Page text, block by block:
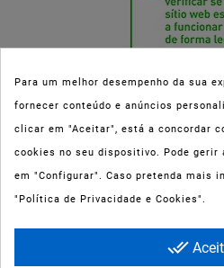
Esta parafarmácia (Farmaoli)
(registo nº 00078/2020) para a
Sujeitos a Receita Médica (MNSRM)
ao domicílio e através da internet. Os
Maia, Matosinhos,
Para um melhor desempenho da sua
fornecer conteúdo e anúncios
clicar em "Aceitar", está a concordar
cookies no seu dispositivo. Pode
em "Configurar". Caso pretenda mais
"Política de Privacidade e Cookies".
done_all